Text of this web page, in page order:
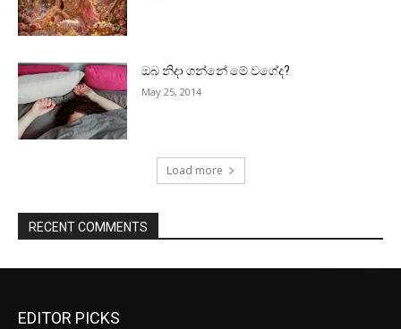
ඔබ නිදා ගන්නේ මේ වගේද?
May 25, 2014
Load more
RECENT COMMENTS
EDITOR PICKS